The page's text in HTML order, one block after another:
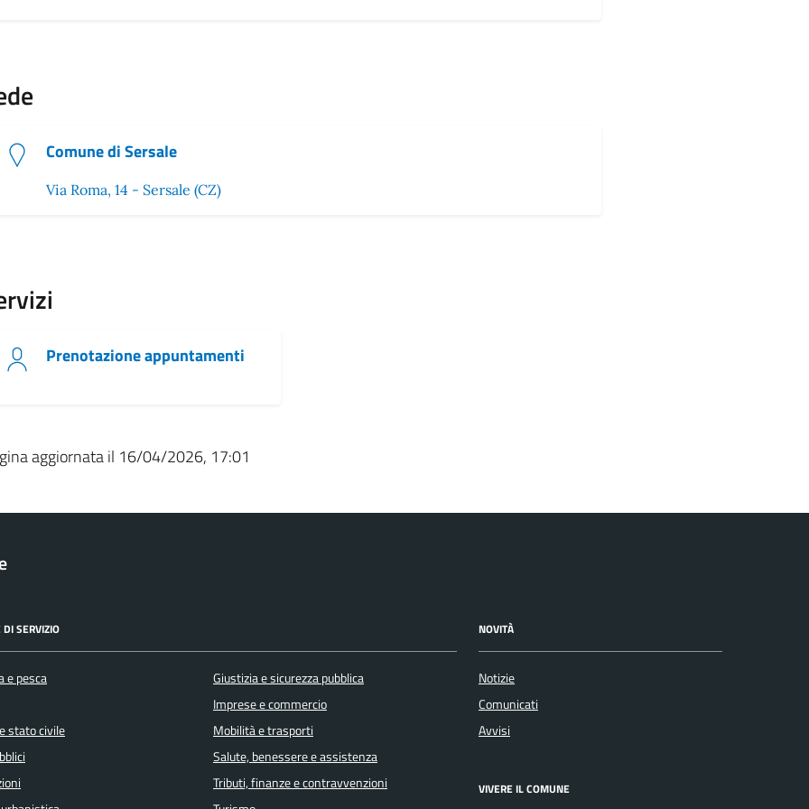
Comune di Sersale
Via Roma, 14 - Sersale (CZ)
Prenotazione appuntamenti
aggiornata il 16/04/2026, 17:01
DI SERVIZIO
e pesca
stato civile
Giustizia e sicurezza pubblica
Imprese e commercio
Mobilità e trasporti
Salute, benessere e assistenza
Tributi, finanze e contravvenzioni
NOVITÀ
Notizie
Comunicati
Avvisi
VIVERE IL COMUNE